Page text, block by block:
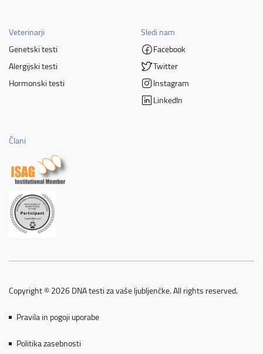
Veterinarji
Genetski testi
Alergijski testi
Hormonski testi
Sledi nam
Facebook
Twitter
Instagram
LinkedIn
Člani
Copyright © 2026 DNA testi za vaše ljubljenčke. All rights reserved.
Pravila in pogoji uporabe
Politika zasebnosti